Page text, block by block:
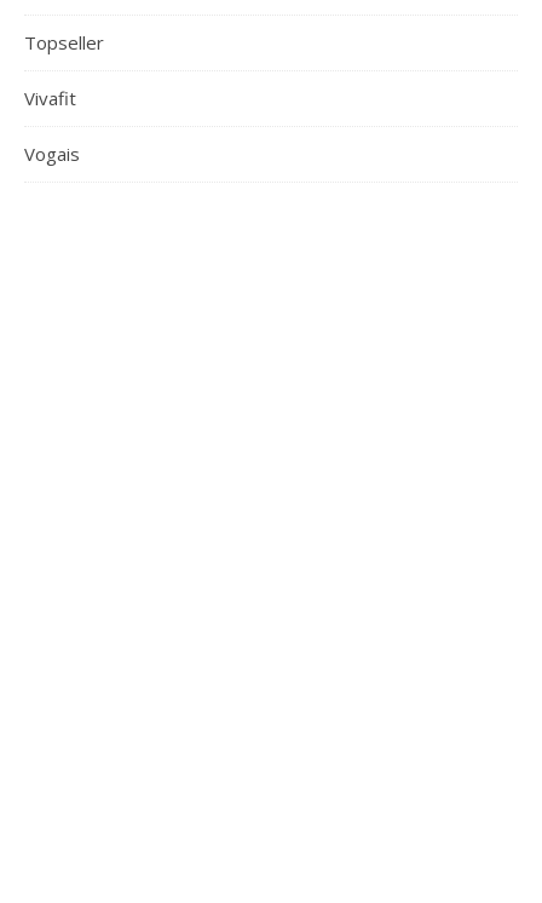
Topseller
Vivafit
Vogais